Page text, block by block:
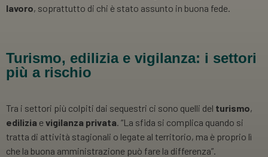
lavoro, soprattutto di chi è stato assunto in buona fede.
Turismo, edilizia e vigilanza: i settori
più a rischio
Tra i settori più colpiti dai sequestri ci sono quelli del turismo,
edilizia evigilanza privata. “La sfida si complica quando si
tratta di attività stagionali o legate al territorio, ma è proprio lì
che la buona amministrazione può fare la differenza”.